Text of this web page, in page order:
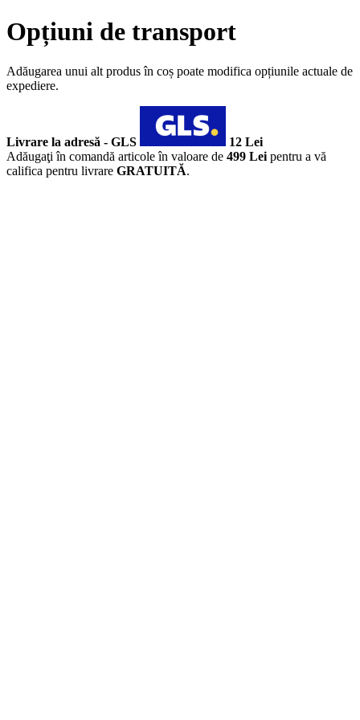
Opțiuni de transport
Adăugarea unui alt produs în coș poate modifica opțiunile actuale de
expediere.
Livrare la adresă - GLS
12 Lei
Adăugaţi în comandă articole în valoare de 499 Lei pentru a vă
califica pentru livrare GRATUITĂ.